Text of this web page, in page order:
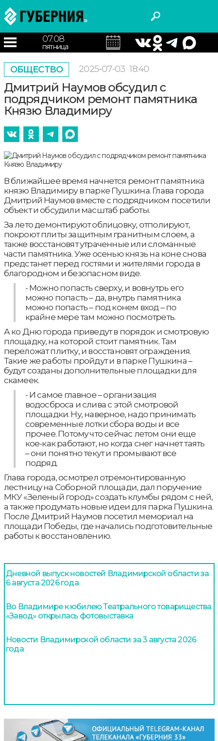
07.08
пятница
ОБЩЕСТВО 2025-07-03 18:40
Дмитрий Наумов обсудил с
подрядчиком ремонт памятника
Князю Владимиру
В ближайшее время начнется ремонт памятника
князю Владимиру в парке Пушкина. Глава города
Дмитрий Наумов вместе с подрядчиком посетили
объект и обсудили масштаб работы.
За лето демонтируют облицовку, отполируют,
покроют плиты защитным гранитным слоем, а
также восстановят утраченные или сломанные
части памятника. Уже осенью князь на коне снова
предстанет перед гостями и жителями города в
благородном и безопасном виде.
- Можно попасть сверху, и вовнутрь его
можно попасть – да, внутрь памятника
можно попасть – под конем вход – по
крайне мере там можно посмотреть.
А ко Дню города приведут в порядок и смотровую
площадку, на которой стоит памятник. Там
переложат плитку, и восстановят ограждения.
Такие же работы пройдут и в парке Пушкина –
будут созданы дополнительные площадки для
скамеек.
- И самое главное – организация
водосброса и слива с этой смотровой
площадки. Ну, наверное, надо принимать
современные лотки сбора воды и все
прочее. Потому что сейчас летом они еще
кое-как работают, но когда снег начнет таять
– они понятно текут и промывают все
подряд.
Глава города, осмотрел отремонтированную
лестницу на Соборной площади, дал поручение
МКУ «Зеленый город» создать клумбы рядом с ней,
а также продумать новые идеи для парка Пушкина.
После Дмитрий Наумов посетил мемориал на
площади Победы, где начались подготовительные
работы к восстановлению.
Дневной выпуск новостей Владимирской области за
6 августа 2026 года
Во Владимире к юбилею Театрального товарищества
«Завод» открылась фотовыставка
Новости Владимирской области за 3 августа 2026
года